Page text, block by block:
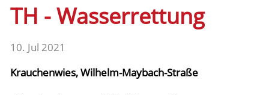
Fachdienste
Fahrzeuge
TH - Wasserrettung
10. Jul 2021
Krauchenwies, Wilhelm-Maybach-Straße